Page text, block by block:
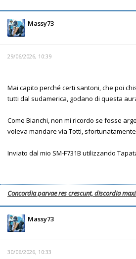
Massy73
29/06/2026, 10:39
Mai capito perché certi santoni, che poi
tutti dal sudamerica, godano di questa
Come Bianchi, non mi ricordo se fosse
voleva mandare via Totti,
Inviato dal mio SM-F731B utilizzando
Concordia parvae res crescunt, discordia
Massy73
30/06/2026, 10:33